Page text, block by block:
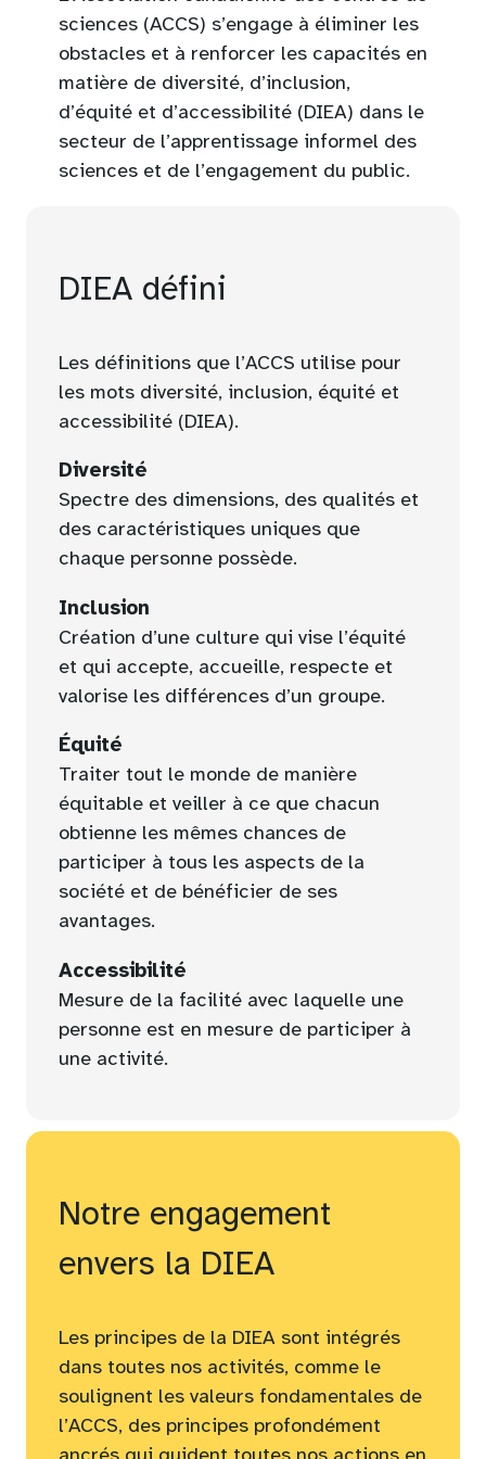
b
)
t
a
b
)
sciences (ACCS) s’engage à éliminer les
obstacles et à renforcer les capacités en
matière de diversité, d’inclusion,
d’équité et d’accessibilité (DIEA) dans le
secteur de l’apprentissage informel des
sciences et de l’engagement du public.
DIEA défini
Les définitions que l’ACCS utilise pour
les mots diversité, inclusion, équité et
accessibilité (DIEA).
Diversité
Spectre des dimensions, des qualités et
des caractéristiques uniques que
chaque personne possède.
Inclusion
Création d’une culture qui vise l’équité
et qui accepte, accueille, respecte et
valorise les différences d’un groupe.
Équité
Traiter tout le monde de manière
équitable et veiller à ce que chacun
obtienne les mêmes chances de
participer à tous les aspects de la
société et de bénéficier de ses
avantages.
Accessibilité
Mesure de la facilité avec laquelle une
personne est en mesure de participer à
une activité.
Notre engagement
envers la DIEA
Les principes de la DIEA sont intégrés
dans toutes nos activités, comme le
soulignent les valeurs fondamentales de
l’ACCS, des principes profondément